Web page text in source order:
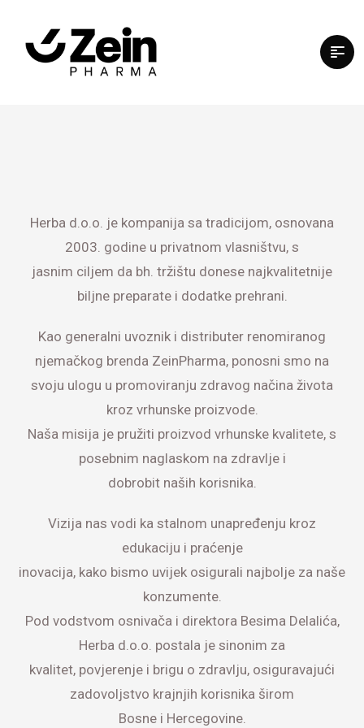
Herba d.o.o. je kompanija sa tradicijom, osnovana
2003. godine u privatnom vlasništvu, s
jasnim ciljem da bh. tržištu donese najkvalitetnije
biljne preparate i dodatke prehrani.
Kao generalni uvoznik i distributer renomiranog
njemačkog brenda ZeinPharma, ponosni smo na
svoju ulogu u promoviranju zdravog načina života
kroz vrhunske proizvode.
Naša misija je pružiti proizvod vrhunske kvalitete, s
posebnim naglaskom na zdravlje i
dobrobit naših korisnika.
Vizija nas vodi ka stalnom unapređenju kroz
edukaciju i praćenje
inovacija, kako bismo uvijek osigurali najbolje za naše
konzumente.
Pod vodstvom osnivača i direktora Besima Delalića,
Herba d.o.o. postala je sinonim za
kvalitet, povjerenje i brigu o zdravlju, osiguravajući
zadovoljstvo krajnjih korisnika širom
Bosne i Hercegovine.